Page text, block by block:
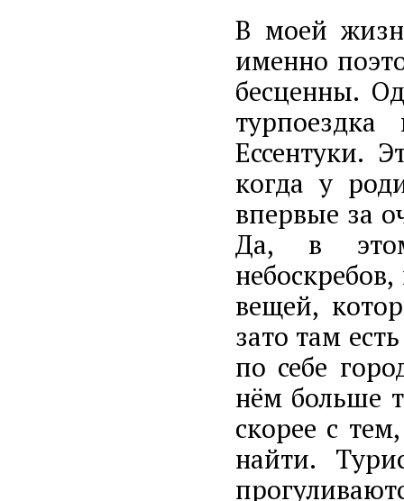
В моей
именно
бесценны.
Ессентуки.
когда у
впервые за
Да, в этом
вещей,
зато там
по себе
нём больше
скорее с
найти.